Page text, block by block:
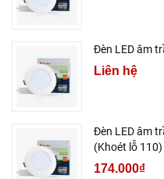
Đèn LED âm
Liên hệ
Đèn LED âm
(Khoét lỗ 110)
174.000₫